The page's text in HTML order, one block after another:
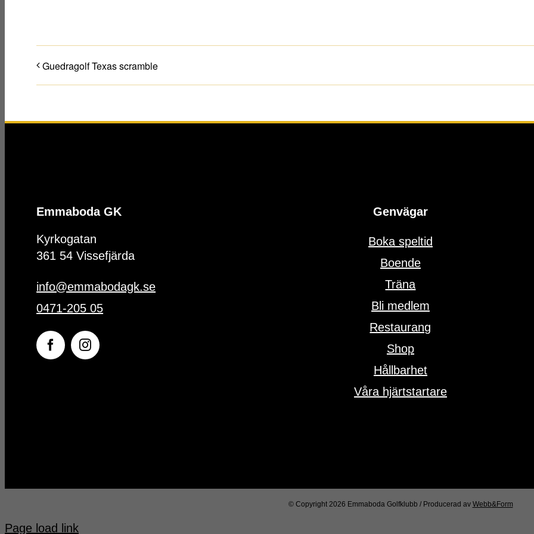
Guedragolf Texas scramble
Emmaboda GK
Kyrkogatan
361 54 Vissefjärda
info@emmabodagk.se
0471-205 05
Genvägar
Boka speltid
Boende
Träna
Bli medlem
Restaurang
Shop
Hållbarhet
Våra hjärtstartare
© Copyright 2026 Emmaboda Golfklubb / Producerad av Webb&Form
Page load link